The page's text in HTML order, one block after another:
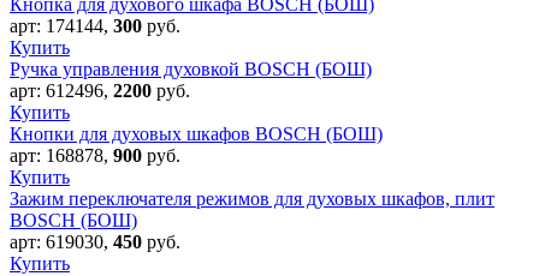
Кнопка для духового шкафа BOSCH (БОШ)
арт: 174144, 300 руб.
Купить
Ручка управления духовкой BOSCH (БОШ)
арт: 612496, 2200 руб.
Купить
Кнопки для духовых шкафов BOSCH (БОШ)
арт: 168878, 900 руб.
Купить
Зажим переключателя режимов для духовых шкафов, плит
BOSCH (БОШ)
арт: 619030, 450 руб.
Купить